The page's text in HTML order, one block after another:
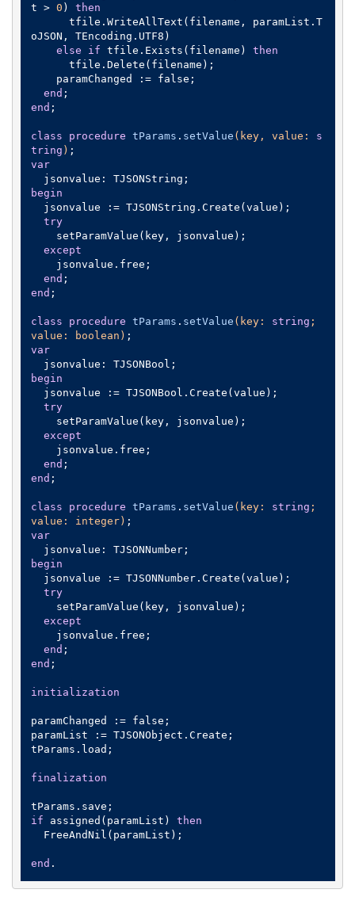
t > 0 ) then
oJSON, TEncoding.UTF8)
else
if tfile.Exists(filename) then
end
end ;
class procedure tParams . setValue (key, value: s
tring ) ;
var
begin
try
except
end
end ;
class procedure tParams . setValue (key: string ;
value: boolean) ;
var
begin
try
except
end
end ;
class procedure tParams . setValue (key: string ;
value: integer) ;
var
begin
try
except
end
end ;
initialization
paramChanged := false;
paramList := TJSONObject.Create;
tParams.load;
finalization
if assigned(paramList) then
end .